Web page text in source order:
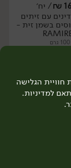
יח׳
₪/ יח׳
עם זיתים
בשמן זית -
100 גרם
הגלישה
למדיניות.